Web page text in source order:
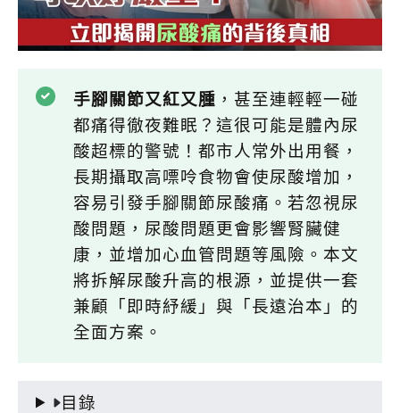
手腳關節又紅又腫 ，甚至連輕輕一碰
都痛得徹夜難眠？這很可能是體內尿
酸超標的警號！都市人常外出用餐，
長期攝取高嘌呤食物會使尿酸增加，
容易引發手腳關節尿酸痛。若忽視尿
酸問題，尿酸問題更會影響腎臟健
康，並增加心血管問題等風險。本文
將拆解尿酸升高的根源，並提供一套
兼顧「即時紓緩」與「長遠治本」的
全面方案。
目錄